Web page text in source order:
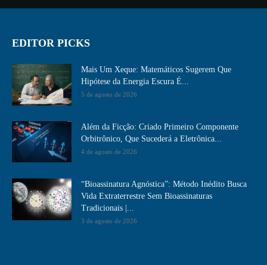
EDITOR PICKS
Mais Um Xeque: Matemáticos Sugerem Que
Hipótese da Energia Escura É...
5 de agosto de 2026
Além da Ficção: Criado Primeiro Componente
Orbitrônico, Que Sucederá a Eletrônica...
4 de agosto de 2026
“Bioassinatura Agnóstica”: Método Inédito Busca
Vida Extraterrestre Sem Bioassinaturas
Tradicionais |...
3 de agosto de 2026